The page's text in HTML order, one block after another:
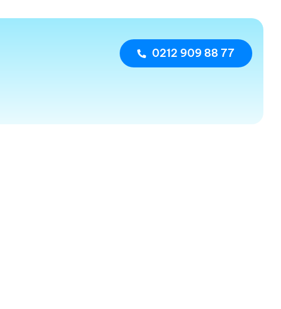
0212 909 88 77